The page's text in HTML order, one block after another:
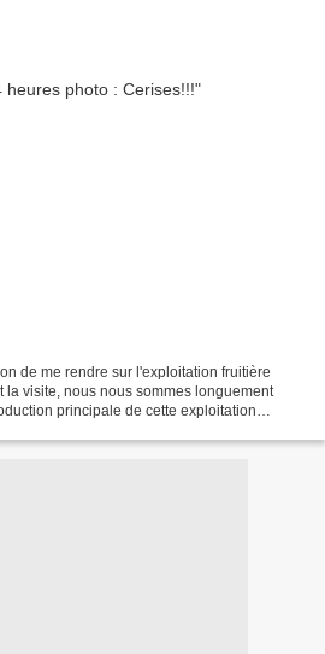
de me rendre sur l'exploitation fruitière
la visite, nous nous sommes longuement
principale de cette exploitation